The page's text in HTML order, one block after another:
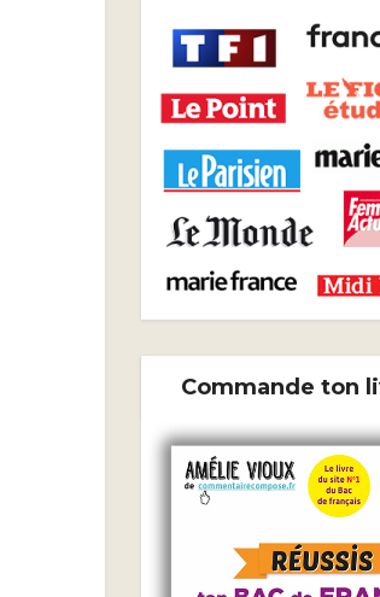
Commande ton